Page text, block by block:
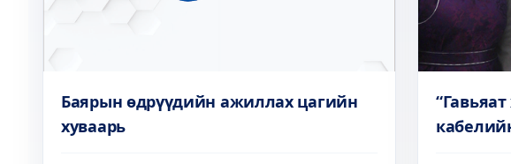
Баярын өдрүүдийн ажиллах цагийн
хуваарь